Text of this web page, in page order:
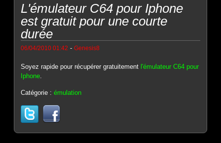
L'émulateur C64 pour Iphone
est gratuit pour une courte
durée
06/04/2010 01:42 -Genesis8
Soyez rapide pour récupérer gratuitement l'émulateur C64 pour
Iphone
Catégorie :émulation